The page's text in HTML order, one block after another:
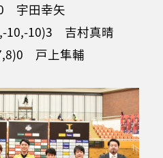
宇田幸矢
10)3 吉村真晴
戸上隼輔